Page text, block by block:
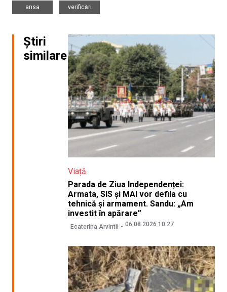
ansa
verificări
Știri
similare
Viață
Parada de Ziua Independenței:
Armata, SIS și MAI vor defila cu
tehnică și armament. Sandu: „Am
investit în apărare”
Ecaterina Arvintii 06.08.2026 10:27